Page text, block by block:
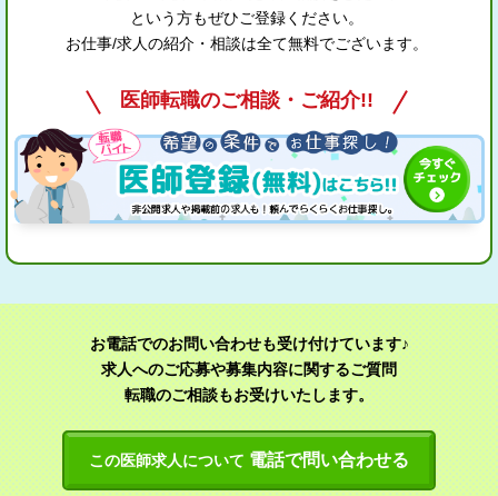
という方もぜひご登録ください。
お仕事/求人の紹介・相談は全て無料でございます。
医師転職のご相談・ご紹介!!
お電話でのお問い合わせも受け付けています♪
求人へのご応募や募集内容に関するご質問
転職のご相談もお受けいたします。
この医師求人について 電話で問い合わせる